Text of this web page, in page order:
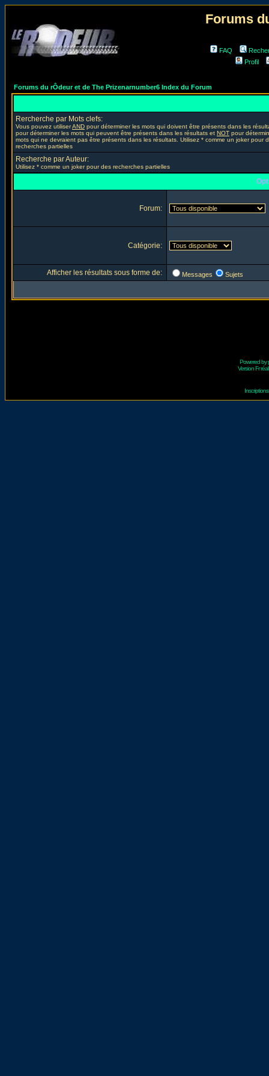
Forums
FAQ
Profil
Forums du rÔdeur et de The Prizenarnumber6 Index du Forum
Rercherche par Mots clefs:
Vous pouvez utiliserAND pour déterminer les mots qui doivent être présents dans les
pour déterminer les mots qui peuvent être présents dans les résultats et NOT pour
mots qui ne devraient pas être présents dans les résultats. Utilisez * comme un joker pour
recherches partielles
Recherche par Auteur:
Utilisez * comme un joker pour des recherches partielles
Forum:
Catégorie:
Afficher les résultats sous forme de: Messages Sujets
Powered by
Version Fr